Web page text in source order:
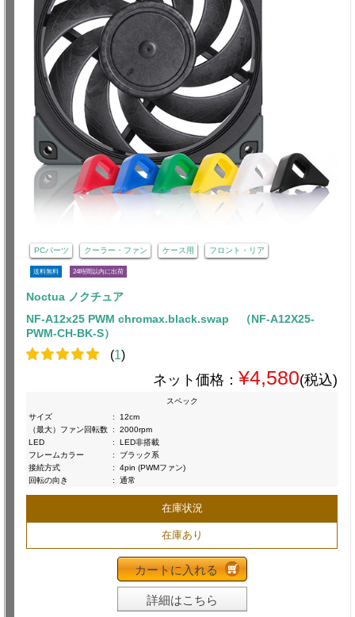
PCパーツ クーラー・ファン ケース用 フロント・リア
送料無料 24時間以内に出荷
Noctua ノクチュア
NF-A12x25 PWM chromax.black.swap （NF-A12X25-
PWM-CH-BK-S）
(1)
ネット価格： ¥4,580(税込)
スペック
サイズ
:
12cm
（最大）ファン回転数 :
2000rpm
LED
:
LED非搭載
フレームカラー
:
ブラック系
接続方式
:
4pin (PWMファン)
回転の向き
: 通常
在庫状況
在庫あり
カートに入れる
詳細はこちら